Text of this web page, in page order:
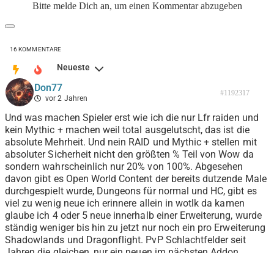
Bitte melde Dich an, um einen Kommentar abzugeben
16 KOMMENTARE
Neueste
Don77
vor 2 Jahren
#1192317
Und was machen Spieler erst wie ich die nur Lfr raiden und
kein Mythic + machen weil total ausgelutscht, das ist die
absolute Mehrheit. Und nein RAID und Mythic + stellen mit
absoluter Sicherheit nicht den größten % Teil von Wow da
sondern wahrscheinlich nur 20% von 100%. Abgesehen
davon gibt es Open World Content der bereits dutzende Male
durchgespielt wurde, Dungeons für normal und HC, gibt es
viel zu wenig neue ich erinnere allein in wotlk da kamen
glaube ich 4 oder 5 neue innerhalb einer Erweiterung, wurde
ständig weniger bis hin zu jetzt nur noch ein pro Erweiterung
Shadowlands und Dragonflight. PvP Schlachtfelder seit